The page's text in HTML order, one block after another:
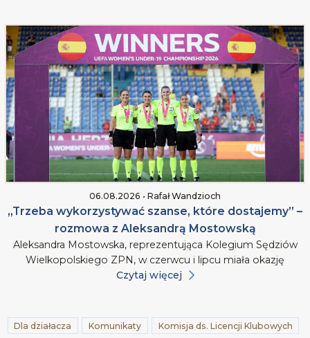
06.08.2026 • Rafał Wandzioch
„Trzeba wykorzystywać szanse, które dostajemy” –
rozmowa z Aleksandrą Mostowską
Aleksandra Mostowska, reprezentująca Kolegium Sędziów
Wielkopolskiego ZPN, w czerwcu i lipcu miała okazję
Czytaj więcej
Dla działacza Komunikaty Komisja ds. Licencji Klubowych